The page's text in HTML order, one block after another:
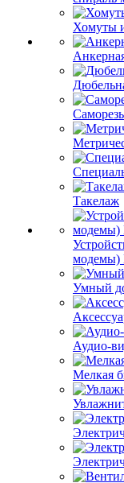
Хомуты
Такелаж
модемы)
Умный
Аудио-
Мелкая